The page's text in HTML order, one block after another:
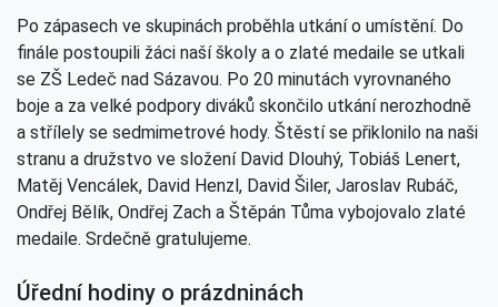
Po zápasech ve skupinách proběhla utkání o umístění. Do
finále postoupili žáci naší školy a o zlaté medaile se utkali
se ZŠ Ledeč nad Sázavou. Po 20 minutách vyrovnaného
boje a za velké podpory diváků skončilo utkání nerozhodně
a střílely se sedmimetrové hody. Štěstí se přiklonilo na naši
stranu a družstvo ve složení David Dlouhý, Tobiáš Lenert,
Matěj Vencálek, David Henzl, David Šiler, Jaroslav Rubáč,
Ondřej Bělík, Ondřej Zach a Štěpán Tůma vybojovalo zlaté
medaile. Srdečně gratulujeme.
Úřední hodiny o prázdninách